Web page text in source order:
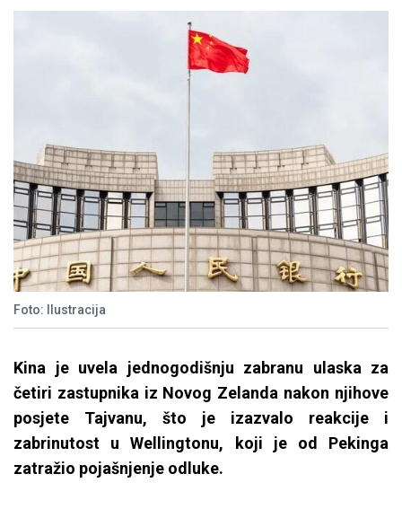
Foto: Ilustracija
Kina je uvela jednogodišnju zabranu ulaska za
četiri zastupnika iz Novog Zelanda nakon njihove
posjete Tajvanu, što je izazvalo reakcije i
zabrinutost u Wellingtonu, koji je od Pekinga
zatražio pojašnjenje odluke.